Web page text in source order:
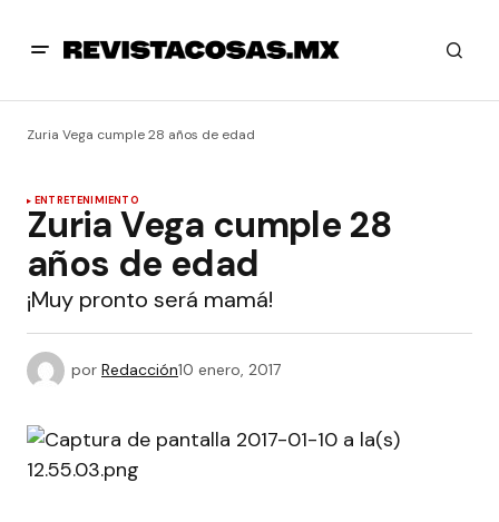
Zuria Vega cumple 28 años de edad
ENTRETENIMIENTO
Zuria Vega cumple 28
años de edad
¡Muy pronto será mamá!
por Redacción10 enero, 2017